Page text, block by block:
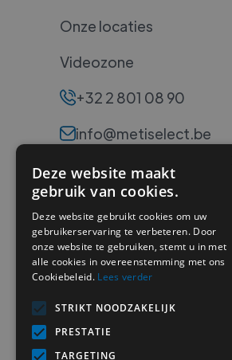
Onze locaties
Videozone
+32 2 801 08 90
info@metiselect.be
Deze website maakt
gebruik van cookies.
Deze website gebruikt cookies om uw
gebruikerservaring te verbeteren. Door
onze website te gebruiken, stemt u in met
alle cookies in overeenstemming met ons
Cookiebeleid. Lees verder
STRIKT NOODZAKELIJK
PRESTATIE
TARGETING